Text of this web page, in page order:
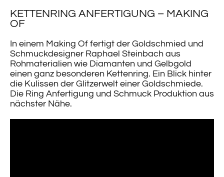
KETTENRING ANFERTIGUNG – MAKING
OF
In einem Making Of fertigt der Goldschmied und
Schmuckdesigner Raphael Steinbach aus
Rohmaterialien wie Diamanten und Gelbgold
einen ganz besonderen Kettenring. Ein Blick hinter
die Kulissen der Glitzerwelt einer Goldschmiede.
Die Ring Anfertigung und Schmuck Produktion aus
nächster Nähe.